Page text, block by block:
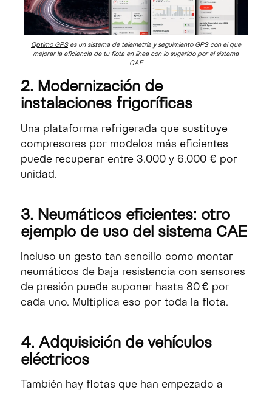
Optimo GPSes un sistema de telemetría y seguimiento GPS con el que
mejorar la eficiencia de tu flota en línea con lo sugerido por el sistema
CAE
2. Modernización de
instalaciones frigoríficas
Una plataforma refrigerada que sustituye
compresores por modelos más eficientes
puede recuperar entre 3.000 y 6.000 € por
unidad.
3. Neumáticos eficientes: otro
ejemplo de uso del sistema CAE
Incluso un gesto tan sencillo como montar
neumáticos de baja resistencia con sensores
de presión puede suponer hasta 80 € por
cada uno. Multiplica eso por toda la flota.
4. Adquisición de vehículos
eléctricos
También hay flotas que han empezado a